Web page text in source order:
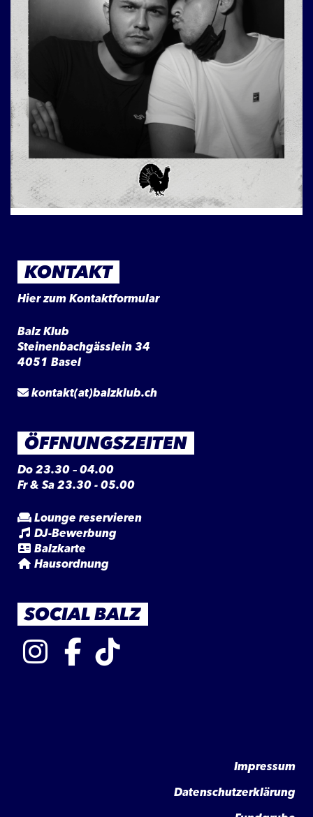
KONTAKT
Hier zum Kontaktformular
Balz Klub
Steinenbachgässlein 34
4051 Basel
kontakt(at)balzklub.ch
ÖFFNUNGSZEITEN
Do 23.30 – 04.00
Fr & Sa 23.30 - 05.00
Lounge reservieren
DJ-Bewerbung
Balzkarte
Hausordnung
SOCIAL BALZ
Impressum
Datenschutzerklärung